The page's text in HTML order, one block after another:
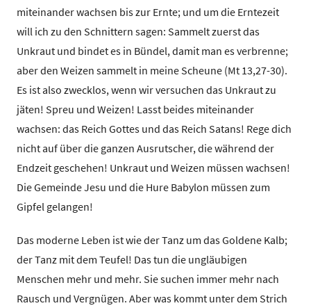
miteinander wachsen bis zur Ernte; und um die Erntezeit
will ich zu den Schnittern sagen: Sammelt zuerst das
Unkraut und bindet es in Bündel, damit man es verbrenne;
aber den Weizen sammelt in meine Scheune (Mt 13,27-30).
Es ist also zwecklos, wenn wir versuchen das Unkraut zu
jäten! Spreu und Weizen! Lasst beides miteinander
wachsen: das Reich Gottes und das Reich Satans! Rege dich
nicht auf über die ganzen Ausrutscher, die während der
Endzeit geschehen! Unkraut und Weizen müssen wachsen!
Die Gemeinde Jesu und die Hure Babylon müssen zum
Gipfel gelangen!
Das moderne Leben ist wie der Tanz um das Goldene Kalb;
der Tanz mit dem Teufel! Das tun die ungläubigen
Menschen mehr und mehr. Sie suchen immer mehr nach
Rausch und Vergnügen. Aber was kommt unter dem Strich